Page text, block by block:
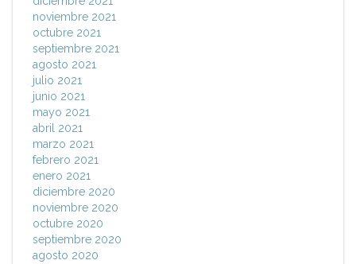
noviembre 2021
octubre 2021
septiembre 2021
agosto 2021
julio 2021
junio 2021
mayo 2021
abril 2021
marzo 2021
febrero 2021
enero 2021
diciembre 2020
noviembre 2020
octubre 2020
septiembre 2020
agosto 2020